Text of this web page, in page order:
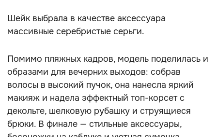
Шейк выбрала в качестве аксессуара
массивные серебристые серьги.
Помимо пляжных кадров, модель поделилась и
образами для вечерних выходов: собрав
волосы в высокий пучок, она нанесла яркий
макияж и надела эффектный топ-корсет с
декольте, шелковую рубашку и струящиеся
брюки. В финале — стильные аксессуары,